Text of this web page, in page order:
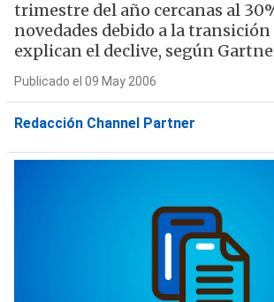
trimestre del año cercanas al
novedades debido a la transición
explican el declive, según
Publicado el 09 May 2006
Redacción Channel Partner